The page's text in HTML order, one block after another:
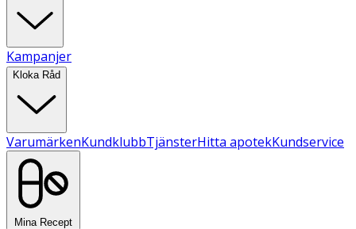
Kampanjer
Kloka Råd
VarumärkenKundklubbTjänsterHitta apotekKundservice
Mina Recept